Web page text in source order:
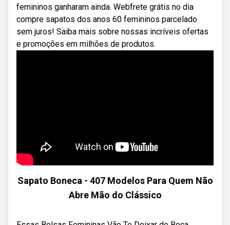
femininos ganharam ainda. Webfrete grátis no dia
compre sapatos dos anos 60 femininos parcelado
sem juros! Saiba mais sobre nossas incríveis ofertas
e promoções em milhões de produtos.
Sapato Boneca - 407 Modelos Para Quem Não
Abre Mão do Clássico